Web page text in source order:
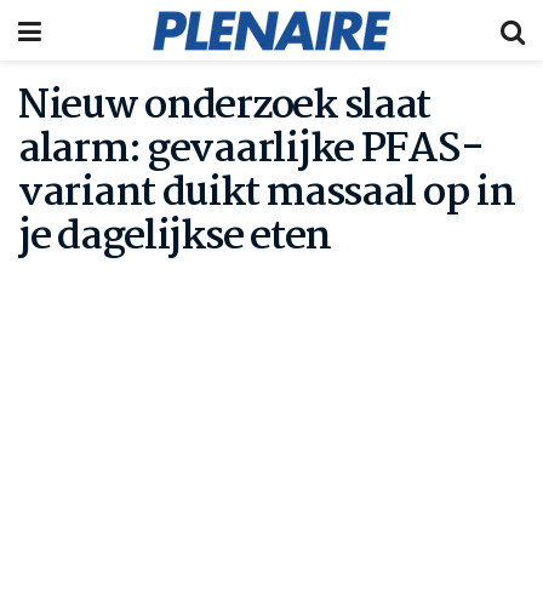
Nieuw onderzoek slaat
alarm: gevaarlijke PFAS-
variant duikt massaal op in
je dagelijkse eten